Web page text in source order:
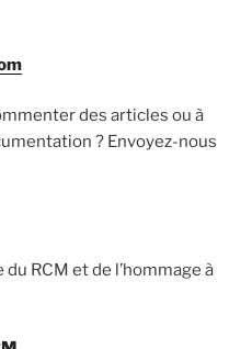
des articles ou à
? Envoyez-nous
RCM et de l’hommage à